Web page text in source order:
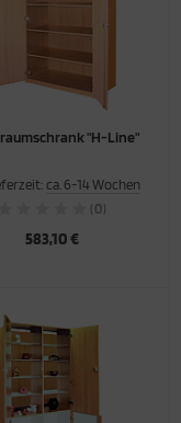
"H-Line"
ca. 6-14 Wochen
(0)
583,10 €